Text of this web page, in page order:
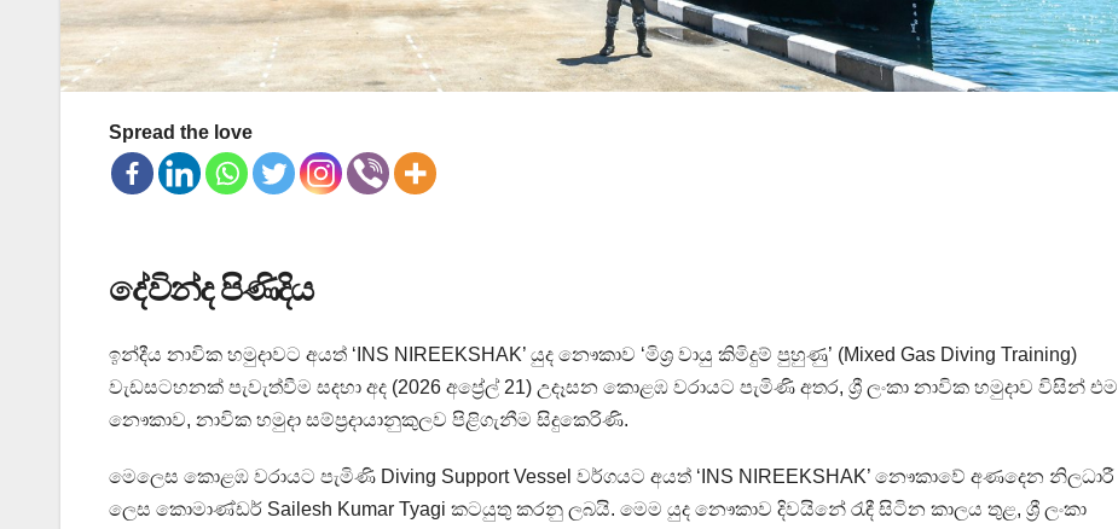
Spread the love
දේවින්ද පිණිදිය
ඉන්දීය නාවික හමුදාවට අයත් ‘INS NIREEKSHAK’ යුද නෞකාව ‘මිශ්‍ර වායු කිමිදුම් පුහුණු’ (Mixed Gas Diving Training)
වැඩසටහනක් පැවැත්වීම සදහා අද (2026 අප්‍රේල් 21) උදෑසන කොළඹ වරායට පැමිණි අතර, ශ්‍රී ලංකා නාවික හමුදාව විසින් එම
නෞකාව, නාවික හමුදා සම්ප්‍රදායානුකුලව පිළිගැනීම සිදුකෙරිණි.
මෙලෙස කොළඹ වරායට පැමිණි Diving Support Vessel වර්ගයට අයත් ‘INS NIREEKSHAK’ නෞකාවේ අණදෙන නිලධාරී
ලෙස කොමාණ්ඩර් Sailesh Kumar Tyagi කටයුතු කරනු ලබයි. මෙම යුද නෞකාව දිවයිනේ රැඳී සිටින කාලය තුළ, ශ්‍රී ලංකා